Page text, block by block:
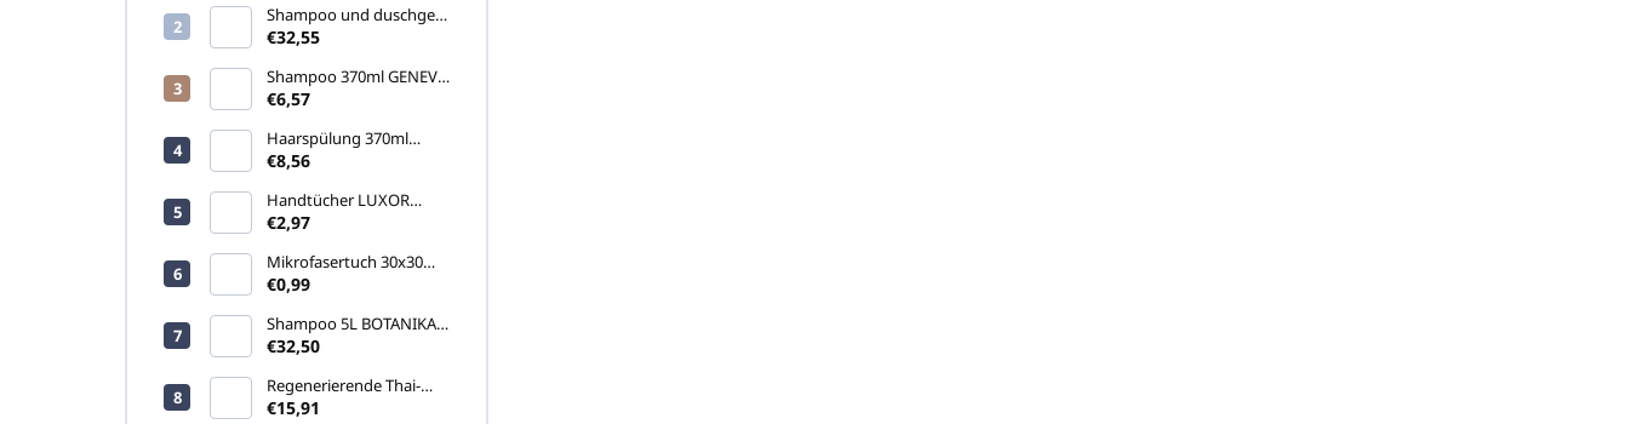
Shampoo und duschgel
5L SENSE (Kanister)
€32,55
Shampoo 370ml GENEVA
GREEN (Pumpspender)
€6,57
Haarspülung 370ml
GENEVA GREEN
€8,56
Handtücher LUXOR
460gr
€2,97
Mikrofasertuch 30x30
cm, blau
€0,99
Shampoo 5L BOTANIKA
(Kanister)
€32,50
Regenerierende Thai-
Creme Namman Muay
€15,91